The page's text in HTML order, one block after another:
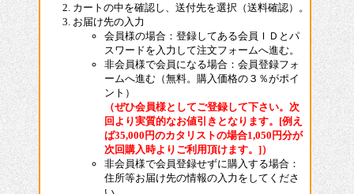
カートの中を確認し、送付先を選択（送料確認）。
お届け先の入力
会員様の場合：登録してある会員ＩＤとパ
スワードを入力して注文フォームへ進む。
非会員様で会員になる場合：会員登録フォ
ームへ進む（無料。購入価格の３％がポイ
ント）
（ぜひ会員様としてご登録して下さい。次
回より実質的なお値引きとなります。[例え
ば35,000円のカタリストの場合1,050円分が
次回購入時よりご利用頂けます。]）
非会員様で会員登録せずに購入する場合：
住所等お届け先の情報の入力をしてくださ